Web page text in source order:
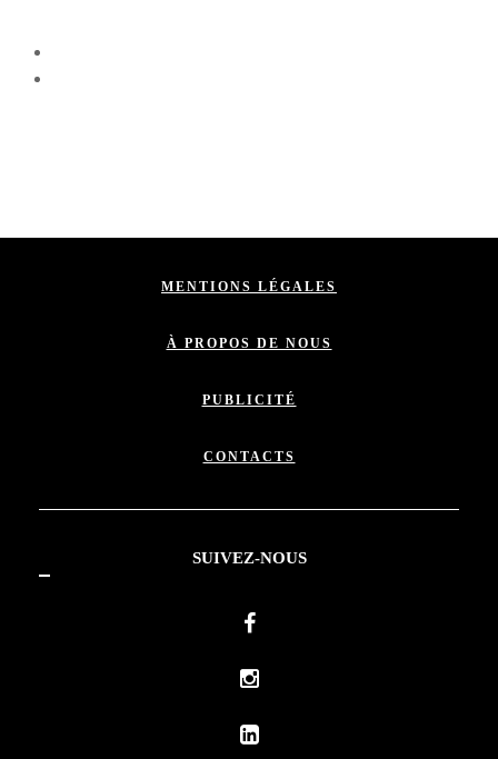
MENTIONS LÉGALES
À PROPOS DE NOUS
PUBLICITÉ
CONTACTS
SUIVEZ-NOUS